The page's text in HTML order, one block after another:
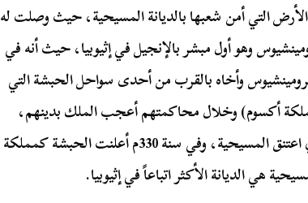
الأرض التي أمن شعبها بالديانة المسيحية، حيث وصلت له
وهو أول مبشر بالإنجيل في إثيوبيا، حيث أنه في
وأخاه بالقرب من أحدى سواحل الحبشة التي
أكسوم) وخلال محاكمتهم أعجب الملك بدينهم،
وطلب منهم ان يقوموا بتربية ابنه الذي اعتنق المسيحية، وفي سنة 330م أعلنت الحبشة كمملكة
هي الديانة الأكثر اتباعاً في إثيوبيا.